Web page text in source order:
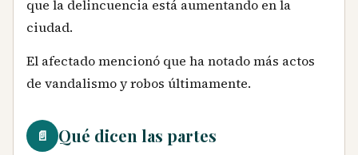
que la delincuencia está aumentando en la
ciudad.
El afectado mencionó que ha notado más actos
de vandalismo y robos últimamente.
📄 Qué dicen las partes